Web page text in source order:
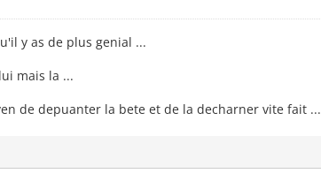
y as de plus genial ...
mais la ...
de depuanter la bete et de la decharner vite fait ...